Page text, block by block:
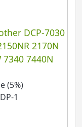
DCP-7030
2170N
7340 7440N
(5%)
1